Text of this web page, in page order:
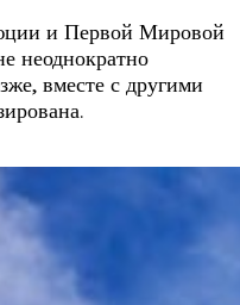
и Первой Мировой
неоднократно
вместе с другими